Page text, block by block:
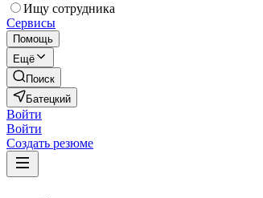
Ищу сотрудника
Сервисы
Помощь
Ещё
Поиск
Батецкий
Войти
Войти
Создать резюме